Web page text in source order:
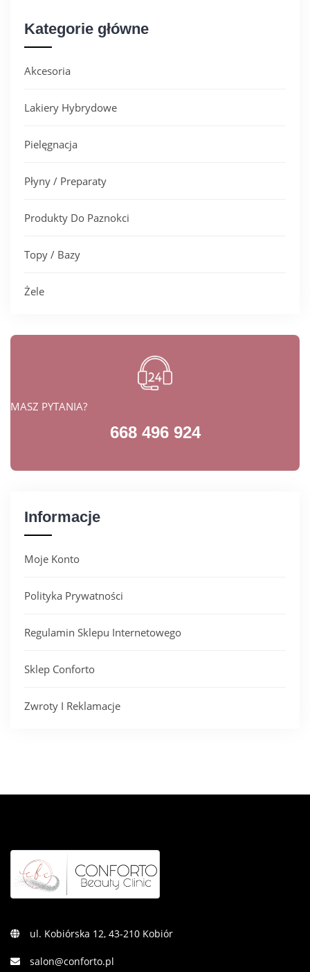
Kategorie główne
Akcesoria
Lakiery Hybrydowe
Pielęgnacja
Płyny / Preparaty
Produkty Do Paznokci
Topy / Bazy
Żele
MASZ PYTANIA?
668 496 924
Informacje
Moje Konto
Polityka Prywatności
Regulamin Sklepu Internetowego
Sklep Conforto
Zwroty I Reklamacje
ul. Kobiórska 12, 43-210 Kobiór
salon@conforto.pl